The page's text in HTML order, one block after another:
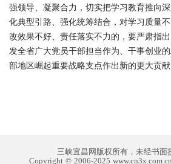
强领导、凝聚合力，切实把学习教育推向
化典型引路、强化统筹结合，对学习质量
改效果不好、责任落实不力的，要严肃指
发全省广大党员干部担当作为、干事创业
部地区崛起重要战略支点作出新的更大贡献
三峡宜昌网版权所有，未经书面
Copyright © 2006-2025